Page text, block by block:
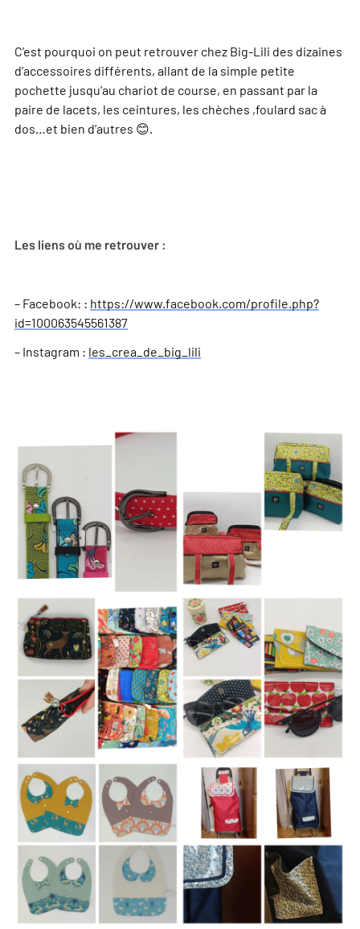
C’est pourquoi on peut retrouver chez Big-Lili des dizaines
d’accessoires différents, allant de la simple petite
pochette jusqu’au chariot de course, en passant par la
paire de lacets, les ceintures, les chèches ,foulard sac à
dos…et bien d’autres 😊.
Les liens où me retrouver :
– Facebook: : https://www.facebook.com/profile.php?
id=100063545561387
– Instagram : les_crea_de_big_lili